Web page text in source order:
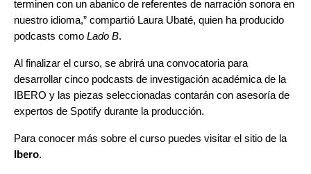
terminen con un abanico de referentes de narración sonora en
nuestro idioma,” compartió Laura Ubaté, quien ha producido
podcasts como Lado B.
Al finalizar el curso, se abrirá una convocatoria para
desarrollar cinco podcasts de investigación académica de la
IBERO y las piezas seleccionadas contarán con asesoría de
expertos de Spotify durante la producción.
Para conocer más sobre el curso puedes visitar el sitio de la
Ibero.